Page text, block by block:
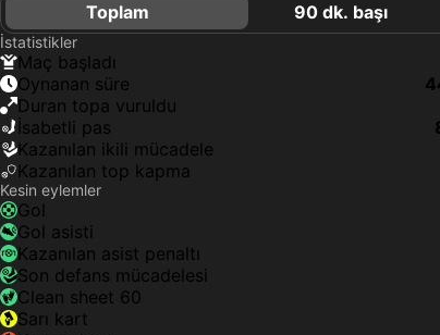
Toplam 90 dk. başı
İstatistikler
maç başladı
oynanan süre
duran topa vuruldu
isabetli pas
kazanılan ikili mücadele
kazanılan top kapma
Kesin eylemler
gol
gol asisti
kazanılan asist penaltı
son defans mücadelesi
clean sheet 60
sarı kart